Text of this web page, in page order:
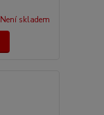
Není skladem